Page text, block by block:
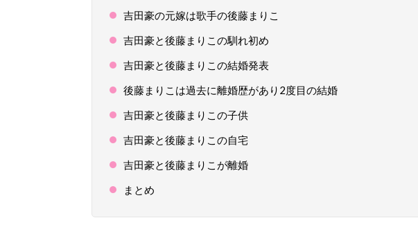
吉田豪の元嫁は歌手の後藤まりこ
吉田豪と後藤まりこの馴れ初め
吉田豪と後藤まりこの結婚発表
後藤まりこは過去に離婚歴があり2度目の結婚
吉田豪と後藤まりこの子供
吉田豪と後藤まりこの自宅
吉田豪と後藤まりこが離婚
まとめ